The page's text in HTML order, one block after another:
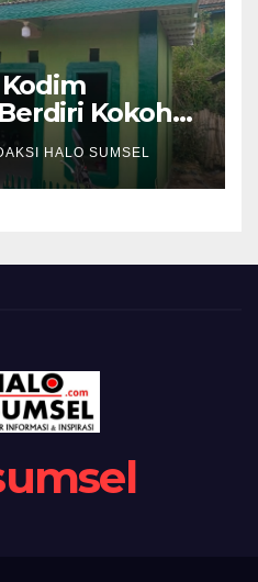
Kodim
Kokoh
Rumah
HALO SUMSEL